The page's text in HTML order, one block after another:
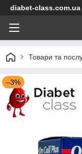
diabet-
Товари та
–3%